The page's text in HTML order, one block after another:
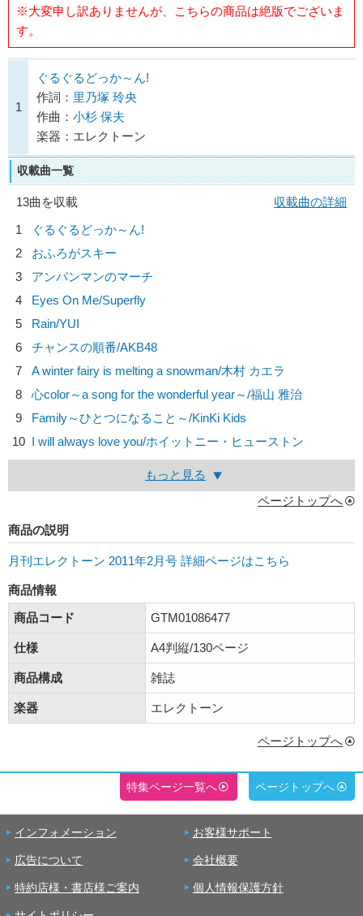
※大変申し訳ありませんが、こちらの商品は絶版でございま
す。
1
ぐるぐるどっか～ん!
作詞： 里乃塚 玲央
作曲： 小杉 保夫
楽器：エレクトーン
収載曲一覧
13曲を収載
収載曲の詳細
1
ぐるぐるどっか～ん!
2
おふろがスキー
3
アンパンマンのマーチ
4
Eyes On Me/Superfly
5
Rain/YUI
6
チャンスの順番/AKB48
7
A winter fairy is melting a snowman/木村 カエラ
8
心color～a song for the wonderful year～/福山 雅治
9
Family～ひとつになること～/KinKi Kids
10 I will always love you/ホイットニー・ヒューストン
もっと見る
ページトップへ
商品の説明
月刊エレクトーン 2011年2月号 詳細ページはこちら
商品情報
商品コード
GTM01086477
仕様 A4判縦/130ページ
商品構成 雑誌
楽器 エレクトーン
ページトップへ
特集ページ一覧へ ページトップへ
インフォメーション お客様サポート
広告について 会社概要
特約店様・書店様ご案内 個人情報保護方針